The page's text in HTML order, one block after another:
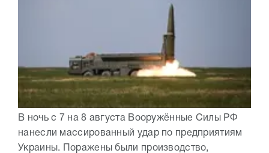
В ночь с 7 на 8 августа Вооружённые Силы РФ
нанесли массированный удар по предприятиям
Украины. Поражены были производство,